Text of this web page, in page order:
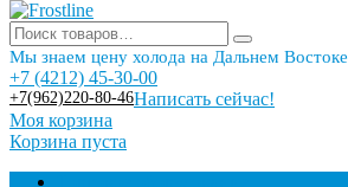
Мы знаем цену холода на Дальнем Востоке
+7 (4212) 45-30-00
+7(962)220-80-46Написать сейчас!
Моя корзина
Корзина пуста